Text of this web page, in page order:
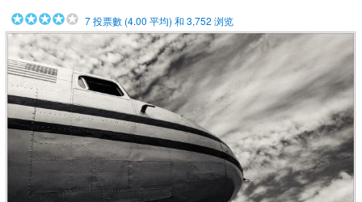
7投票數 (4.00 平均) 和3,752 浏览